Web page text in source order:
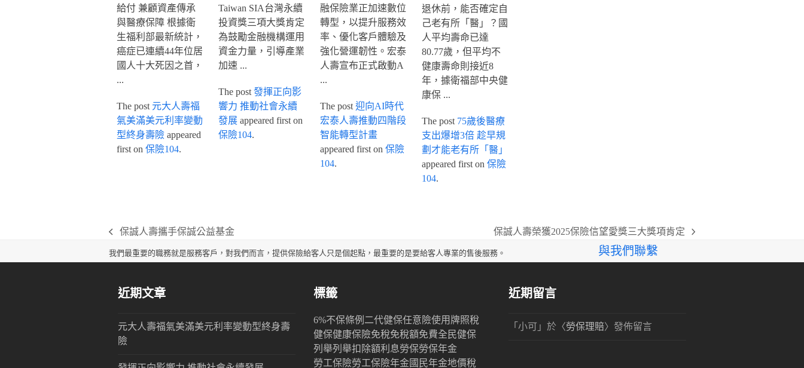
給付 兼顧資產傳承
與醫療保障 根據衛
生福利部最新統計，
癌症已連續44年位居
國人十大死因之首，
...
The post 元大人壽福
氣美滿美元利率變動
型終身壽險appeared
first on 保險104.
Taiwan SIA台灣永續
投資獎三項大獎肯定
為鼓勵金融機構運用
資金力量，引導產業
加速 ...
The post 發揮正向影
響力 推動社會永續
發展appeared first on
保險104.
融保險業正加速數位
轉型，以提升服務效
率、優化客戶體驗及
強化營運韌性。宏泰
人壽宣布正式啟動A
...
The post 迎向AI時代
宏泰人壽推動四階段
智能轉型計畫
appeared first on 保險
104.
退休前，能否確定自
己老有所「醫」？國
人平均壽命已達
80.77歲，但平均不
健康壽命則接近8
年，據衛福部中央健
康保 ...
The post 75歲後醫療
支出爆增3倍 趁早規
劃才能老有所「醫」
appeared first on 保險
104.
previous
post:
保誠人壽攜手保誠公益基金
next
post:
保誠人壽榮獲2025保險信望愛獎三大獎項肯定
我們最重要的職務就是服務客戶，對我們而言，提供保險給客人只是個起點，最重要的是要給客人專業的售後服務。 與我們聯繫
近期文章
元大人壽福氣美滿美元利率變動型終身壽
險
標籤
6%不保條例 二代健保任意險使用牌照稅
健保健康保險免稅免稅額免費全民健保
列舉列舉扣除額利息勞保勞保年金
勞工保險勞工保險年金國民年金地價稅
近期留言
「小可 」於〈勞保理賠〉發佈留言